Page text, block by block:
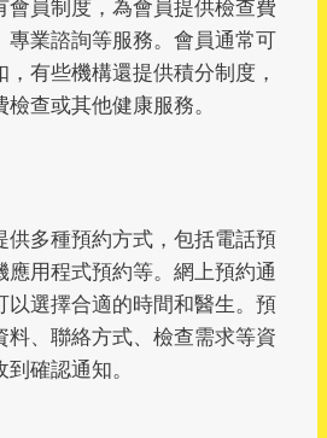
會員制度，為會員提供檢查費
專業諮詢等服務。會員通常可
有些機構還提供積分制度，
查或其他健康服務。
供多種預約方式，包括電話預
應用程式預約等。網上預約通
以選擇合適的時間和醫生。預
料、聯絡方式、檢查需求等資
確認通知。